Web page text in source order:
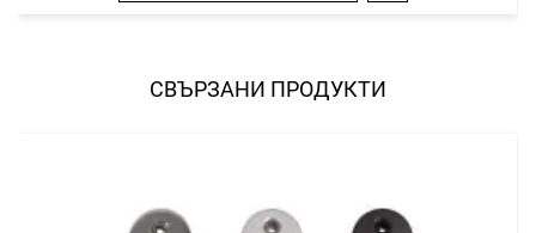
СВЪРЗАНИ ПРОДУКТИ